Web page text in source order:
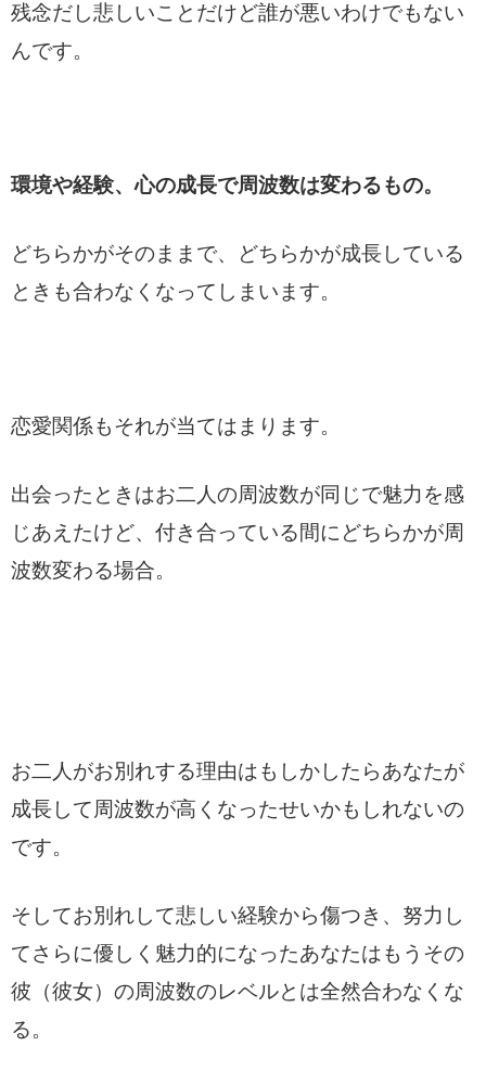
残念だし悲しいことだけど誰が悪いわけでもない
んです。
環境や経験、心の成長で周波数は変わるもの。
どちらかがそのままで、どちらかが成長している
ときも合わなくなってしまいます。
恋愛関係もそれが当てはまります。
出会ったときはお二人の周波数が同じで魅力を感
じあえたけど、付き合っている間にどちらかが周
波数変わる場合。
お二人がお別れする理由はもしかしたらあなたが
成長して周波数が高くなったせいかもしれないの
です。
そしてお別れして悲しい経験から傷つき、努力し
てさらに優しく魅力的になったあなたはもうその
彼（彼女）の周波数のレベルとは全然合わなくな
る。